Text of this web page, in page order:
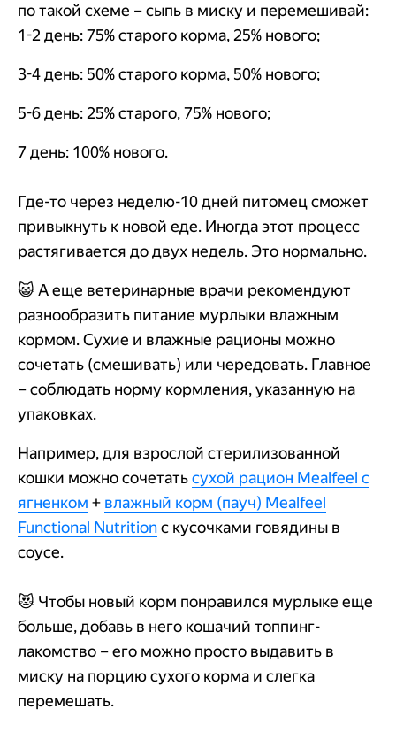
по такой схеме – сыпь в миску и перемешивай:
1-2 день: 75% старого корма, 25% нового;
3-4 день: 50% старого корма, 50% нового;
5-6 день: 25% старого, 75% нового;
7 день: 100% нового.
Где-то через неделю-10 дней питомец сможет
привыкнуть к новой еде. Иногда этот процесс
растягивается до двух недель. Это нормально.
😺 А еще ветеринарные врачи рекомендуют
разнообразить питание мурлыки влажным
кормом. Сухие и влажные рационы можно
сочетать (смешивать) или чередовать. Главное
– соблюдать норму кормления, указанную на
упаковках.
Например, для взрослой стерилизованной
кошки можно сочетатьсухой рацион Mealfeel с
ягненком + влажный корм (пауч) Mealfeel
Functional Nutritionс кусочками говядины в
соусе.
😻 Чтобы новый корм понравился мурлыке еще
больше, добавь в него кошачий топпинг-
лакомство – его можно просто выдавить в
миску на порцию сухого корма и слегка
перемешать.